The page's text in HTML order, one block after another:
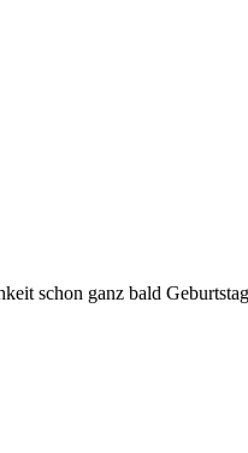
schon ganz bald